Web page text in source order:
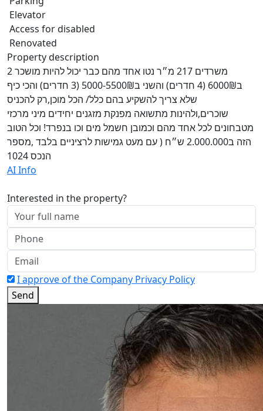
Elevator
Access for disabled
Renovated
Property description
2 משרדים 217 מ״ר נטו אחד מהם כבר יכול להיות מושכר
ב6000₪ (4 חדרים) והשני ב5000-5500₪ (3 חדרים) והכי כיף
שלא צריך להשקיע בהם כלל/ הכל מוכן,רק להכניס
שוכרים,ולהינות מתשואה מפנקת מזגנים יחידים מיני מרכזי
מטבחונים לכל אחד מהם וכמובן חשמל מים וכו בנפרד! וכל הטוב
הזה ב2.000.000 ש״ח ( עם מעט גמישות לרציניים בלבד ,מספר
הנכס 1024
AI Info
Interested in the property?
I approve of the Company Privacy Policy
Send